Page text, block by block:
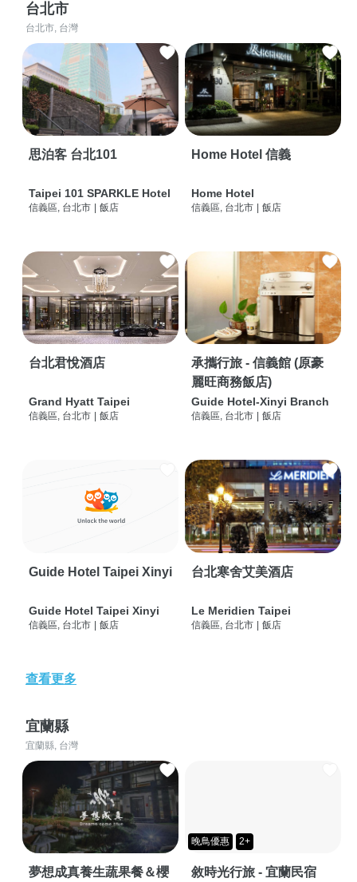
台北市
台北市, 台灣
思泊客 台北101
Taipei 101 SPARKLE Hotel
信義區, 台北市 飯店
Home Hotel 信義
Home Hotel
信義區, 台北市 飯店
台北君悅酒店
Grand Hyatt Taipei
信義區, 台北市 飯店
承攜行旅 - 信義館 (原豪
麗旺商務飯店)
Guide Hotel-Xinyi Branch
信義區, 台北市 飯店
Guide Hotel Taipei Xinyi
Guide Hotel Taipei Xinyi
信義區, 台北市 | 飯店
台北寒舍艾美酒店
Le Meridien Taipei
信義區, 台北市 | 飯店
查看更多
宜蘭縣
宜蘭縣, 台灣
夢想成真養生蔬果餐＆櫻
晚鳥優惠 2+
敘時光行旅 - 宜蘭民宿